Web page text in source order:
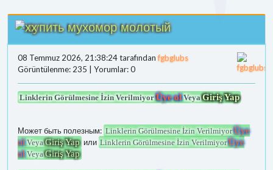
купить мухомор молотый
08 Temmuz 2026, 21:38:24 tarafındanfgbglubs
Görüntülenme: 235 | Yorumlar: 0
Linklerin Görülmesine İzin VerilmiyorÜye olVeyaGiriş Yap
Может быть полезным: Linklerin Görülmesine İzin VerilmiyorÜye
olVeyaGiriş Yapили Linklerin Görülmesine İzin VerilmiyorÜye
olVeyaGiriş Yap